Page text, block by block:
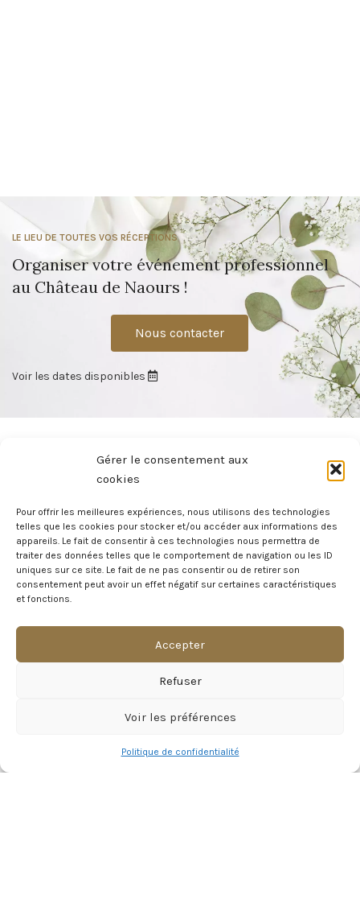
Gérer le consentement aux
cookies
Pour offrir les meilleures expériences, nous utilisons des technologies
telles que les cookies pour stocker et/ou accéder aux informations des
appareils. Le fait de consentir à ces technologies nous permettra de
traiter des données telles que le comportement de navigation ou les ID
uniques sur ce site. Le fait de ne pas consentir ou de retirer son
consentement peut avoir un effet négatif sur certaines caractéristiques
et fonctions.
Accepter
Refuser
Voir les préférences
Politique de confidentialité
LE LIEU DE TOUTES VOS RÉCEPTIONS
Organiser votre événement professionnel
au Château de Naours !
Nous contacter
Voir les dates disponibles
À moins de 15 minutes d’Amiens, le Château de Naours vous offre un
cadre privilégié pour vos événements : mariage, convention, soirée de
gala, événement d’entreprise, …
12 Rue du Château, 80260 Naours
Mail : contact@chateaudenaours.fr
Secrétariat : Du lundi au vendredi de 9h à 16h30
Vous avez des questions ?
Avant de nous écrire, n’hésitez pas à consulter notre FAQ, celle-ci est
réponse à votre question !